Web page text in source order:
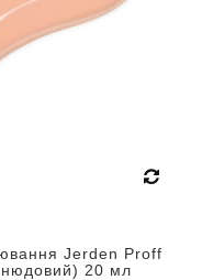
Jerden Proff
20 мл